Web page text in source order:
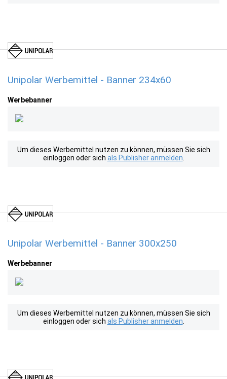
Unipolar Werbemittel - Banner 234x60
Werbebanner
Um dieses Werbemittel nutzen zu können, müssen Sie sich
einloggen oder sich als Publisher anmelden
Unipolar Werbemittel - Banner 300x250
Werbebanner
Um dieses Werbemittel nutzen zu können, müssen Sie sich
einloggen oder sich als Publisher anmelden